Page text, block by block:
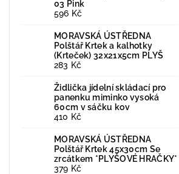
03 Pink
596 Kč
MORAVSKÁ ÚSTŘEDNA
Polštář Krtek a kalhotky
(Krteček) 32x21x5cm PLYŠ
283 Kč
Židlička jídelní skládací pro
panenku miminko vysoká
60cm v sáčku kov
410 Kč
MORAVSKÁ ÚSTŘEDNA
Polštář Krtek 45x30cm Se
zrcátkem *PLYŠOVÉ HRAČKY*
379 Kč